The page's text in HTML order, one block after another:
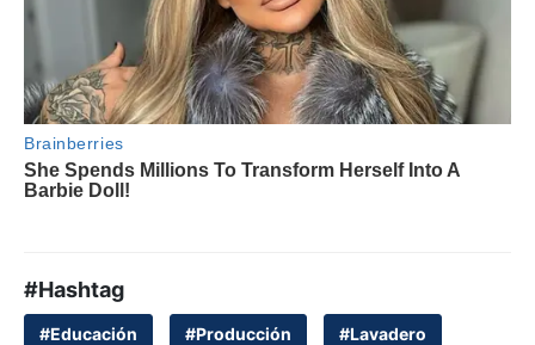
#Hashtag
#Educación #Producción #Lavadero